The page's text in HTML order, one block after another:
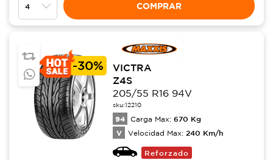
COMPRAR
-30%
VICTRA
Z4S
205/55 R16 94V
sku:12210
94 Carga Max: 670 Kg
V Velocidad Max: 240 Km/h
Reforzado